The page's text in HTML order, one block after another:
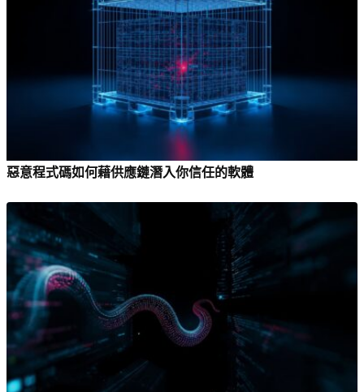
惡意程式碼如何藉供應鏈潛入你信任的軟體